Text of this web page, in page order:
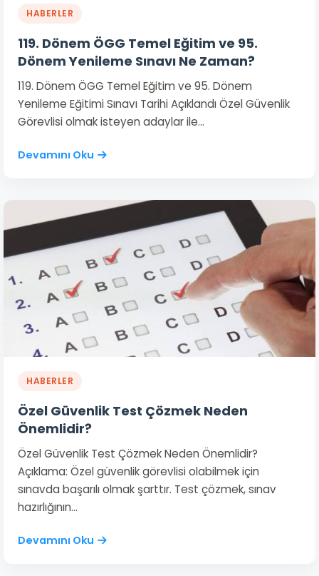
HABERLER
119. Dönem ÖGG Temel Eğitim ve 95.
Dönem Yenileme Sınavı Ne Zaman?
119. Dönem ÖGG Temel Eğitim ve 95. Dönem
Yenileme Eğitimi Sınavı Tarihi Açıklandı Özel Güvenlik
Görevlisi olmak isteyen adaylar ile…
Devamını Oku
HABERLER
Özel Güvenlik Test Çözmek Neden
Önemlidir?
Özel Güvenlik Test Çözmek Neden Önemlidir?
Açıklama: Özel güvenlik görevlisi olabilmek için
sınavda başarılı olmak şarttır. Test çözmek, sınav
hazırlığının…
Devamını Oku